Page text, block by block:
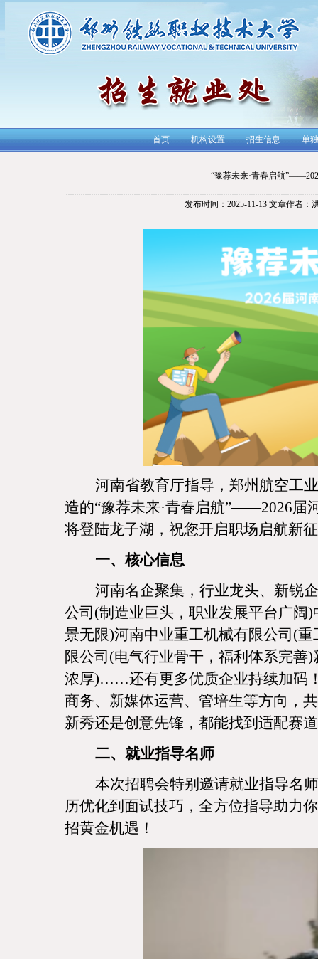
首页 机构设置 招生信息 单
“豫荐未来·青春启航
发布时间：2025-11-13 文章作者：
河南省教育厅指导，郑州航空工
造的“豫荐未来·青春启航”——2026届
将登陆龙子湖，祝您开启职场启航新
一、核心信息
河南名企聚集，行业龙头、新锐
公司 (制造业巨头，职业发展平台广阔
景无限)河南中业重工机械有限公司(
限公司(电气行业骨干，福利体系完善
浓厚)……还有更多优质企业持续加码
商务、新媒体运营、管培生等方向，
新秀还是创意先锋，都能找到适配赛
二、就业指导名师
本次招聘会特别邀请就业指导名
历优化到面试技巧，全方位指导助力
招黄金机遇！